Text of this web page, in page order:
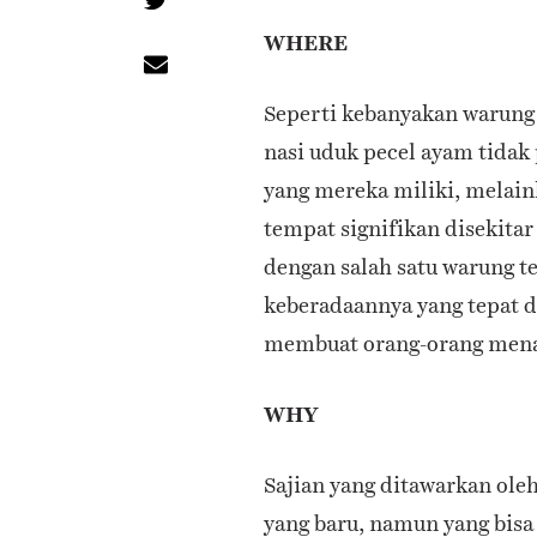
WHERE
Seperti kebanyakan
nasi uduk pecel ayam
yang mereka miliki,
tempat signifikan
dengan salah satu warung
keberadaannya yang tepat
membuat orang-orang
WHY
Sajian yang ditawarkan
yang baru, namun yang